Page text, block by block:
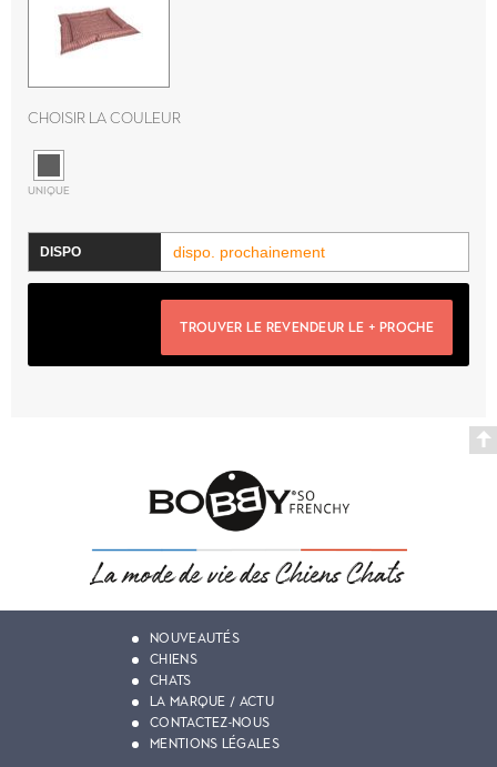
Choisir la couleur
UNIQUE
dispo. prochainement
TROUVER LE REVENDEUR LE + PROCHE
NOUVEAUTÉS
CHIENS
CHATS
LA MARQUE / ACTU
CONTACTEZ-NOUS
MENTIONS LÉGALES